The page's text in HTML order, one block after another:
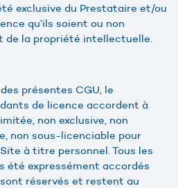
exclusive du Prestataire et/ou
qu’ils soient ou non
de la propriété intellectuelle.
présentes CGU, le
de licence accordent à
non exclusive, non
non sous-licenciable pour
à titre personnel. Tous les
été expressément accordés
réservés et restent au